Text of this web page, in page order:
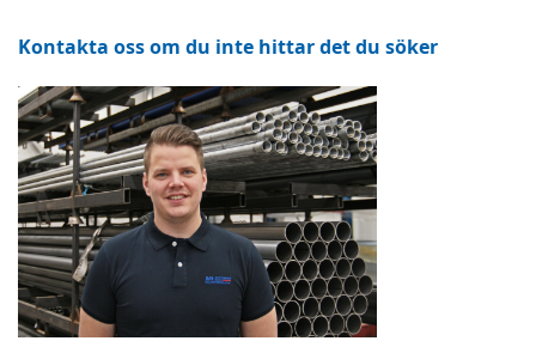
Kontakta oss om du inte hittar det du söker